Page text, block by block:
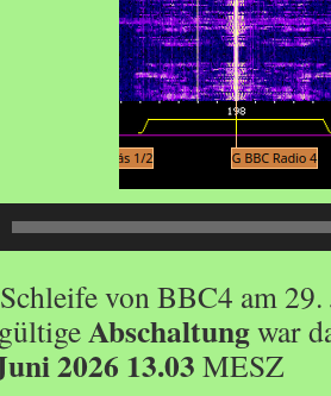
von BBC4 am
Abschaltungwar
2026 13.03 MESZ